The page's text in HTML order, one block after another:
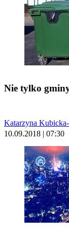
Nie tylko
Katarzyna
10.09.2018 | 07:30